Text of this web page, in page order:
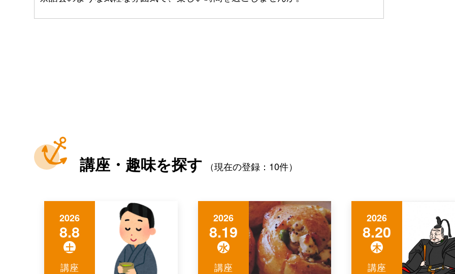
講座・趣味を探す （現在の登録：10件）
2026
8.8
土
講座
2026
8.19
水
講座
2026
8.20
木
講座